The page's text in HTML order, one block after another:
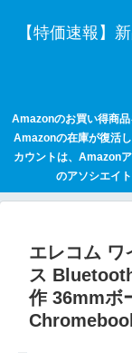
【特価速報】
Amazonのお買い得商品
Amazonの在庫が復活
カウントは、Amazon
のアソシエイ
エレコム ワ
ス
作 36mmボ